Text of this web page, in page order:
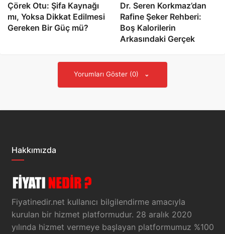
Çörek Otu: Şifa Kaynağı
mı, Yoksa Dikkat Edilmesi
Gereken Bir Güç mü?
Dr. Seren Korkmaz’dan
Rafine Şeker Rehberi:
Boş Kalorilerin
Arkasındaki Gerçek
Yorumları Göster (0)
Hakkımızda
Fiyatinedir.net kullanıcı bilgilendirme amacıyla
kurulan bir hizmet platformudur. 28 aralık 2020
yılında hizmet vermeye başlayan platformumuz %100